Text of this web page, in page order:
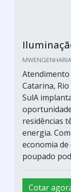
Atendimento
Catarina,
SulA
residências
energia.
economia
poupado
Cotar